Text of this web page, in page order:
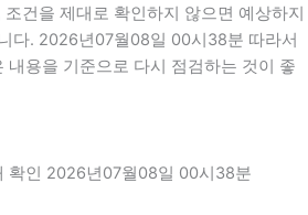
건을 제대로 확인하지 않으면 예상하지
다. 2026년07월08일 00시38분 따라서
내용을 기준으로 다시 점검하는 것이 좋
확인 2026년07월08일 00시38분